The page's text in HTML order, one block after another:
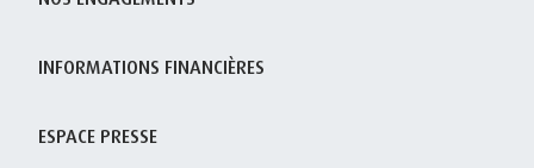
INFORMATIONS FINANCIÈRES
ESPACE PRESSE